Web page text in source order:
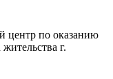
по оказанию
г.